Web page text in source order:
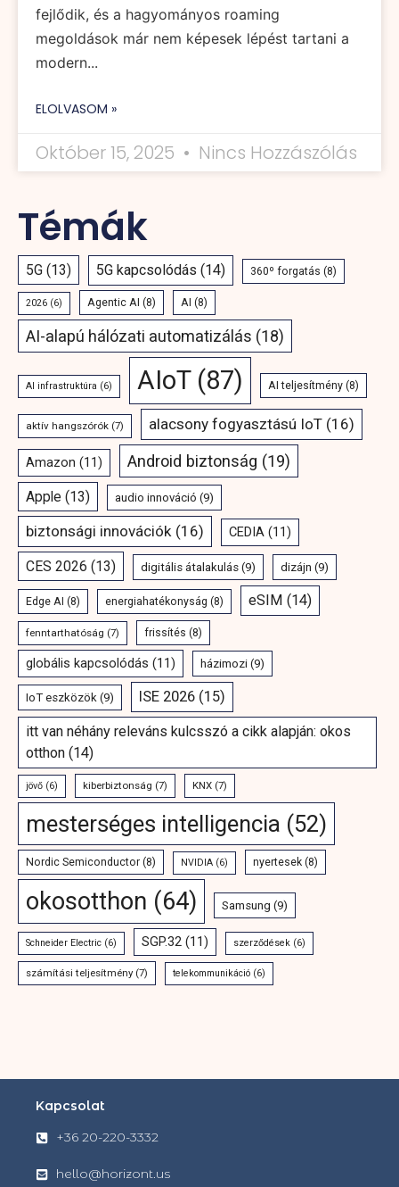
fejlődik, és a hagyományos roaming
megoldások már nem képesek lépést tartani a
modern...
ELOLVASOM »
Október 15, 2025 Nincs Hozzászólás
Témák
5G (13) 5G kapcsolódás (14) 360º forgatás (8)
2026 (6) Agentic AI (8) AI (8)
AI-alapú hálózati automatizálás (18)
AI infrastruktúra (6) AIoT(87) AI teljesítmény (8)
aktív hangszórók (7) alacsony fogyasztású IoT (16)
Amazon (11) Android biztonság (19)
Apple (13) audio innováció (9)
biztonsági innovációk (16) CEDIA (11)
CES 2026 (13) digitális átalakulás (9) dizájn (9)
Edge AI (8) energiahatékonyság (8) eSIM (14)
fenntarthatóság (7) frissítés (8)
globális kapcsolódás (11) házimozi (9)
IoT eszközök (9) ISE 2026 (15)
itt van néhány releváns kulcsszó a cikk alapján: okos
otthon (14)
jövő (6) kiberbiztonság (7) KNX (7)
mesterséges intelligencia (52)
Nordic Semiconductor (8) NVIDIA (6) nyertesek (8)
okosotthon (64) Samsung (9)
Schneider Electric (6) SGP.32 (11) szerződések (6)
számítási teljesítmény(7) telekommunikáció (6)
Kapcsolat
+36 20-220-3332
hello@horizont.us